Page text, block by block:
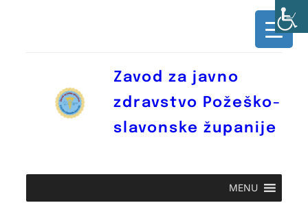
Zavod za javno
zdravstvo Požeško-
slavonske županije
MENU